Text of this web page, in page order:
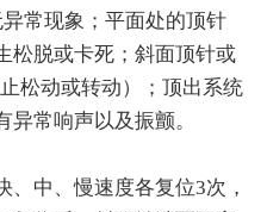
常现象；平面处的顶针
松脱或卡死；斜面顶针或
松动或转动）；顶出系统
异常响声以及振颤。
、中、慢速度各复位3次，